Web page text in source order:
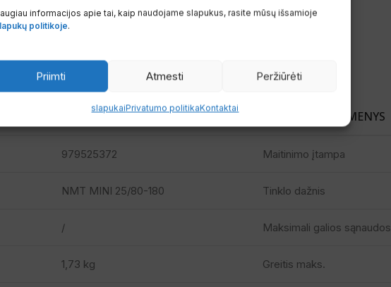
informacijos apie tai, kaip naudojame slapukus, rasite mūsų išsamioje
politikoje.
Priimti Atmesti Peržiūrėti
slapukaiPrivatumo politikaKontaktai
REIKŠMĖ ELEKTROS DUOMENYS
979525372 Maitinimo įtampa
NMT MINI 25/80-180 Tinklo dažnis
/ Maksimali galios sąnaudos
1,73 kg Greitis maks.